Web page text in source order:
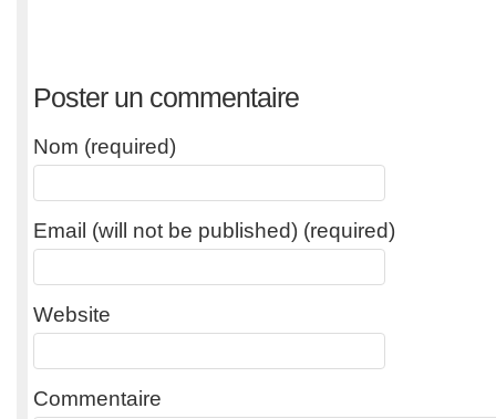
Poster un commentaire
Nom (required)
Email (will not be published) (required)
Website
Commentaire